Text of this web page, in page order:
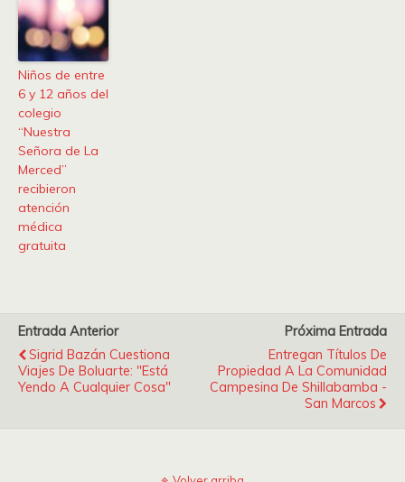
Niños de entre
6 y 12 años del
colegio
“Nuestra
Señora de La
Merced”
recibieron
atención
médica
gratuita
Entrada Anterior
Sigrid Bazán Cuestiona
Viajes De Boluarte: "Está
Yendo A Cualquier Cosa"
Próxima Entrada
Entregan Títulos De
Propiedad A La Comunidad
Campesina De Shillabamba -
San Marcos